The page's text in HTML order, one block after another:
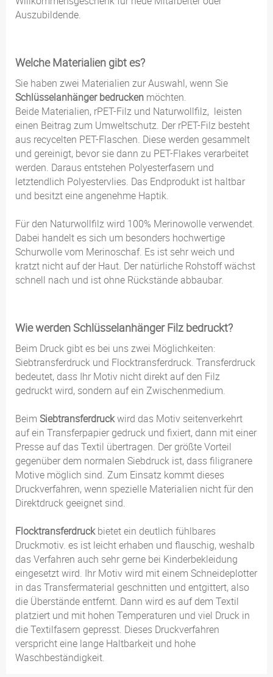
Auszubildende.
Welche Materialien gibt es?
Sie haben zwei Materialien zur Auswahl, wenn Sie
Schlüsselanhänger bedrucken möchten.
Beide Materialien, rPET-Filz und Naturwollfilz, leisten
einen Beitrag zum Umweltschutz. Der rPET-Filz besteht
aus recycelten PET-Flaschen. Diese werden gesammelt
und gereinigt, bevor sie dann zu PET-Flakes verarbeitet
werden. Daraus entstehen Polyesterfasern und
letztendlich Polyestervlies. Das Endprodukt ist haltbar
und besitzt eine angenehme Haptik.
Für den Naturwollfilz wird 100% Merinowolle verwendet.
Dabei handelt es sich um besonders hochwertige
Schurwolle vom Merinoschaf. Es ist sehr weich und
kratzt nicht auf der Haut. Der natürliche Rohstoff wächst
schnell nach und ist ohne Rückstände abbaubar.
Wie werden Schlüsselanhänger Filz bedruckt?
Beim Druck gibt es bei uns zwei Möglichkeiten:
Siebtransferdruck und Flocktransferdruck. Transferdruck
bedeutet, dass Ihr Motiv nicht direkt auf den Filz
gedruckt wird, sondern auf ein Zwischenmedium.
Beim Siebtransferdruckwird das Motiv seitenverkehrt
auf ein Transferpapier gedruck und fixiert, dann mit einer
Presse auf das Textil übertragen. Der größte Vorteil
gegenüber dem normalen Siebdruck ist, dass filigranere
Motive möglich sind. Zum Einsatz kommt dieses
Druckverfahren, wenn spezielle Materialien nicht für den
Direktdruck geeignet sind.
Flocktransferdruckbietet ein deutlich fühlbares
Druckmotiv. es ist leicht erhaben und flauschig, weshalb
das Verfahren auch sehr gerne bei Kinderbekleidung
eingesetzt wird. Ihr Motiv wird mit einem Schneideplotter
in das Transfermaterial geschnitten und entgittert, also
die Überstände entfernt. Dann wird es auf dem Textil
platziert und mit hohen Temperaturen und viel Druck in
die Textilfasern gepresst. Dieses Druckverfahren
verspricht eine lange Haltbarkeit und hohe
Waschbeständigkeit.